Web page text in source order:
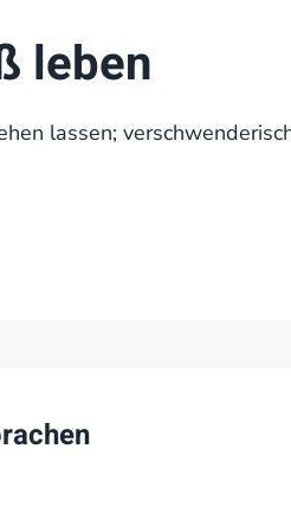
leben
lassen;